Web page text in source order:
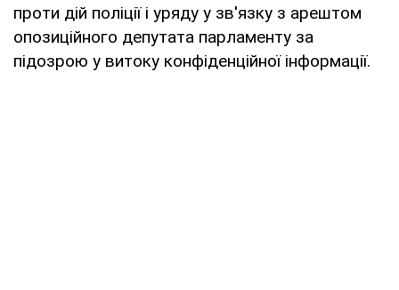
проти дій поліції і уряду у зв'язку з арештом
опозиційного депутата парламенту за
підозрою у витоку конфіденційної інформації.